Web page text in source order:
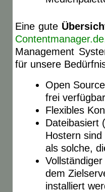
Eine gute
Contentmanager.de
Management
für unsere
Open
frei verfügbar
Flexibles
Dateibasiert
Hostern
als solche,
dem
installiert